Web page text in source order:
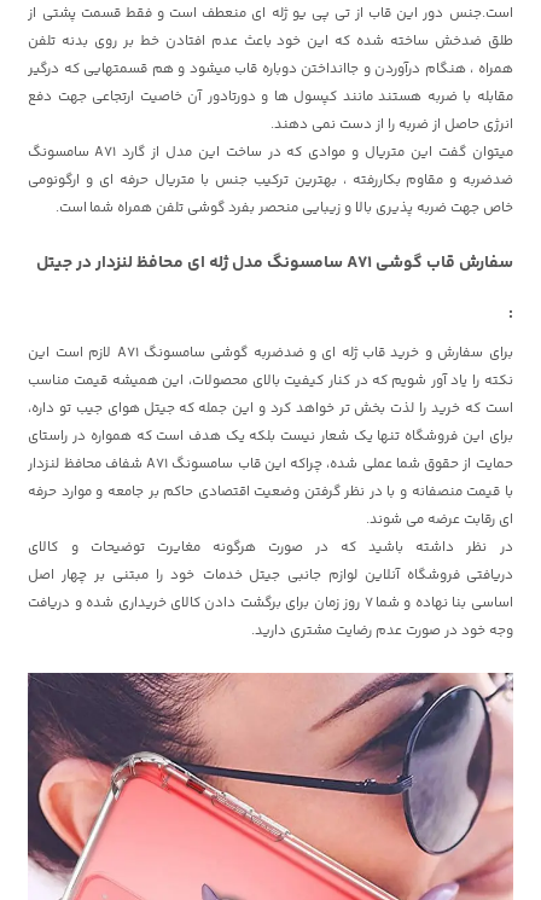
است.جنس دور این قاب از تی پی یو ژله ای منعطف است و فقط قسمت پشتی از
طلق ضدخش ساخته شده که این خود باعث عدم افتادن خط بر روی بدنه تلفن
همراه ، هنگام درآوردن و جاانداختن دوباره قاب میشود و هم قسمتهایی که درگیر
مقابله با ضربه هستند مانند کپسول ها و دورتادور آن خاصیت ارتجاعی جهت دفع
انرژی حاصل از ضربه را از دست نمی دهند.
میتوان گفت این متریال و موادی که در ساخت این مدل از گارد A71 سامسونگ
ضدضربه و مقاوم بکاررفته ، بهترین ترکیب جنس با متریال حرفه ای و ارگونومی
خاص جهت ضربه پذیری بالا و زیبایی منحصر بفرد گوشی تلفن همراه شما است.
سفارش قاب گوشی A71 سامسونگ مدل ژله ای محافظ لنزدار در جیتل
:
برای سفارش و خرید قاب ژله ای و ضدضربه گوشی سامسونگ A71 لازم است این
نکته را یاد آور شویم که در کنار کیفیت بالای محصولات، این همیشه قیمت مناسب
است که خرید را لذت بخش تر خواهد کرد و این جمله که جیتل هوای جیب تو داره،
برای این فروشگاه تنها یک شعار نیست بلکه یک هدف است که همواره در راستای
حمایت از حقوق شما عملی شده، چراکه این قاب سامسونگ A71 شفاف محافظ لنزدار
با قیمت منصفانه و با در نظر گرفتن وضعیت اقتصادی حاکم بر جامعه و موارد حرفه
ای رقابت عرضه می شوند.
در نظر داشته باشید که در صورت هرگونه مغایرت توضیحات و کالای
دریافتی فروشگاه آنلاین لوازم جانبی جیتل خدمات خود را مبتنی بر چهار اصل
اساسی بنا نهاده و شما 7 روز زمان برای برگشت دادن کالای خریداری شده و دریافت
وجه خود در صورت عدم رضایت مشتری دارید.